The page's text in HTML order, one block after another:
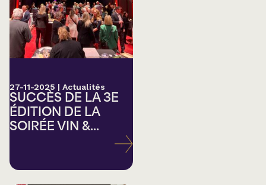
27-11-2025 | Actualités
SUCCÈS DE LA 3E
ÉDITION DE LA
SOIRÉE VIN &...